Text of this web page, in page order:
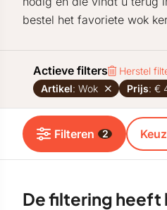
bestel het favoriete wok
Actieve filters
Herstel
Artikel: Wok Prijs: €
Filteren 2
De filtering heeft